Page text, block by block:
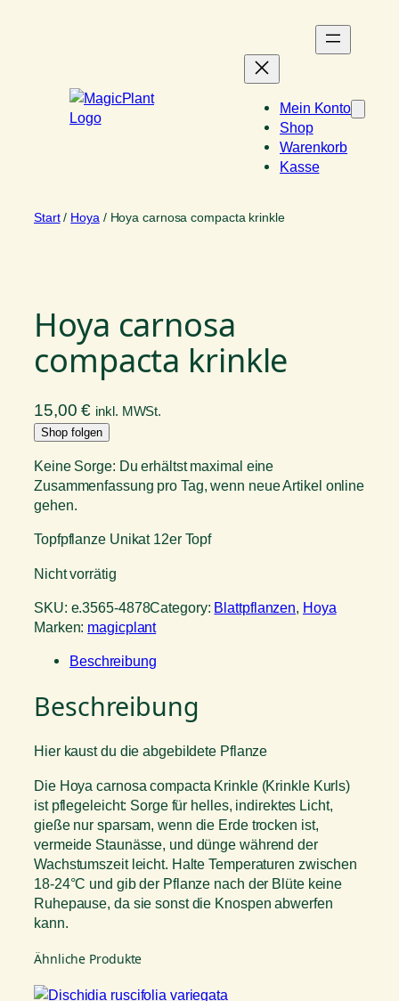
Mein Konto
Shop
Warenkorb
Kasse
Start/ Hoya / Hoya carnosa compacta krinkle
Hoya carnosa
compacta krinkle
15,00€ inkl. MWSt.
Shop folgen
Keine Sorge: Du erhältst maximal eine
Zusammenfassung pro Tag, wenn neue Artikel online
gehen.
Topfpflanze Unikat 12er Topf
Nicht vorrätig
SKU: e.3565-4878Category: Blattpflanzen, Hoya
Marken: magicplant
Beschreibung
Beschreibung
Hier kaust du die abgebildete Pflanze
Die Hoya carnosa compacta Krinkle (Krinkle Kurls)
ist pflegeleicht: Sorge für helles, indirektes Licht,
gieße nur sparsam, wenn die Erde trocken ist,
vermeide Staunässe, und dünge während der
Wachstumszeit leicht. Halte Temperaturen zwischen
18-24°C und gib der Pflanze nach der Blüte keine
Ruhepause, da sie sonst die Knospen abwerfen
kann.
Ähnliche Produkte